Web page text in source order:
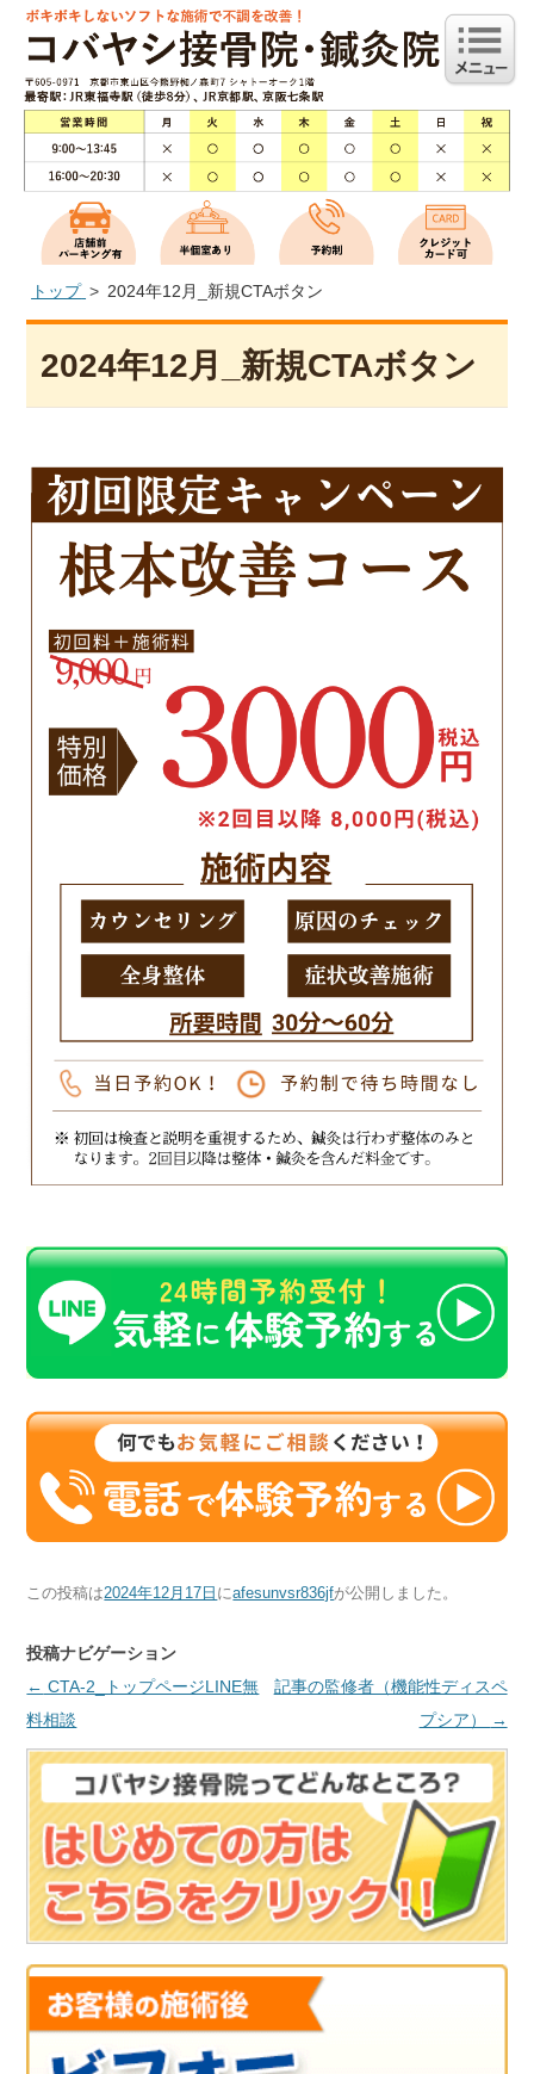
トップ 2024年12月_新規CTAボタン
2024年12月_新規CTAボタン
この投稿は2024年12月17日 にafesunvsr836jfが公開しました 。
投稿ナビゲーション
← CTA-2_トップページLINE無
料相談
記事の監修者（機能性ディスペ
プシア）
→